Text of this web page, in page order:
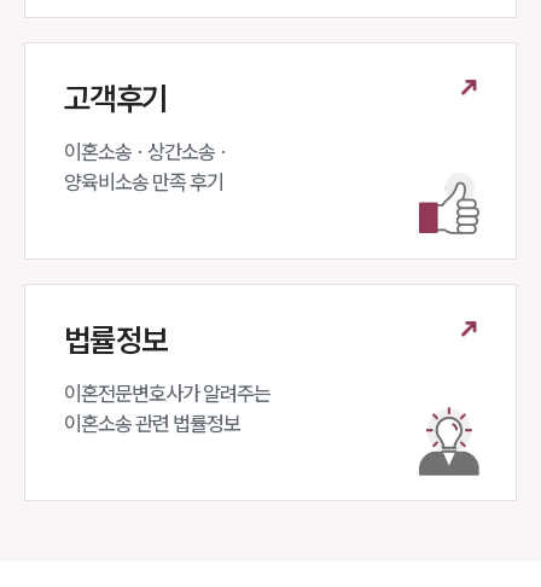
고객후기
이혼소송 · 상간소송 ·
양육비소송 만족 후기
법률정보
이혼전문변호사가 알려주는
이혼소송 관련 법률정보